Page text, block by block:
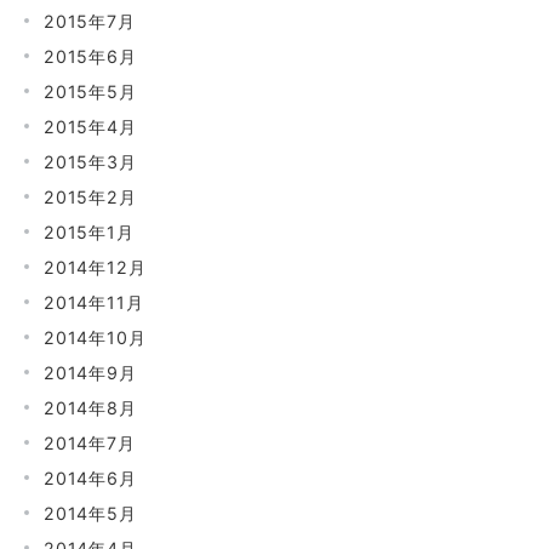
2015年7月
2015年6月
2015年5月
2015年4月
2015年3月
2015年2月
2015年1月
2014年12月
2014年11月
2014年10月
2014年9月
2014年8月
2014年7月
2014年6月
2014年5月